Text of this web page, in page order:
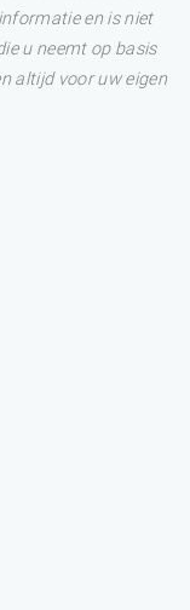
en is niet
u neemt op basis
altijd voor uw eigen